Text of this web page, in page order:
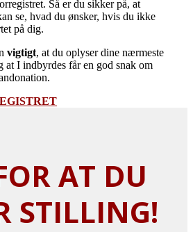
Så er du sikker på, at
se, hvad du ønsker, hvis du ikke
på dig.
vigtigt, at du oplyser dine nærmeste
at I indbyrdes får en god snak om
AT DU
STILLING!